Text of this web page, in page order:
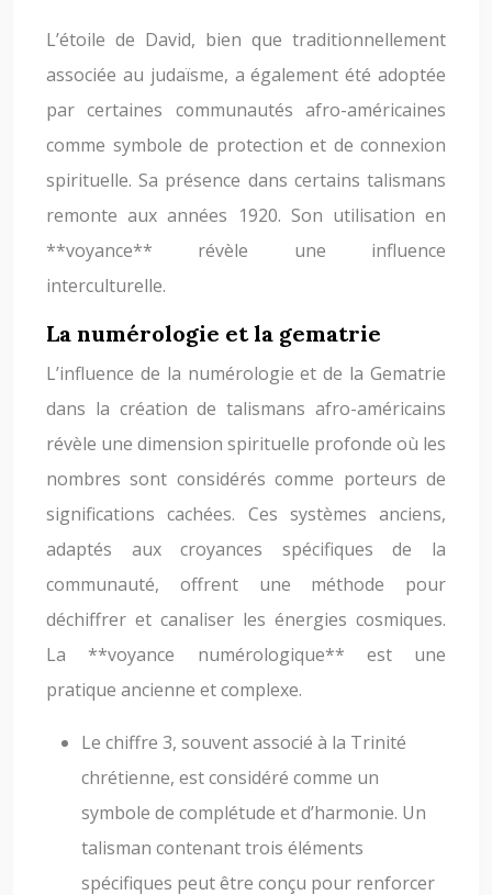
L’étoile de David, bien que traditionnellement
associée au judaïsme, a également été adoptée
par certaines communautés afro-américaines
comme symbole de protection et de connexion
spirituelle. Sa présence dans certains talismans
remonte aux années 1920. Son utilisation en
**voyance** révèle une influence
interculturelle.
La numérologie et la gematrie
L’influence de la numérologie et de la Gematrie
dans la création de talismans afro-américains
révèle une dimension spirituelle profonde où les
nombres sont considérés comme porteurs de
significations cachées. Ces systèmes anciens,
adaptés aux croyances spécifiques de la
communauté, offrent une méthode pour
déchiffrer et canaliser les énergies cosmiques.
La **voyance numérologique** est une
pratique ancienne et complexe.
Le chiffre 3, souvent associé à la Trinité
chrétienne, est considéré comme un
symbole de complétude et d’harmonie. Un
talisman contenant trois éléments
spécifiques peut être conçu pour renforcer